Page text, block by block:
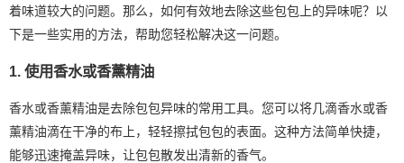
着味道较大的问题。那么，如何有效地去除这些包包上的异味呢？以
下是一些实用的方法，帮助您轻松解决这一问题。
1. 使用香水或香薰精油
香水或香薰精油是去除包包异味的常用工具。您可以将几滴香水或香
薰精油滴在干净的布上，轻轻擦拭包包的表面。这种方法简单快捷，
能够迅速掩盖异味，让包包散发出清新的香气。